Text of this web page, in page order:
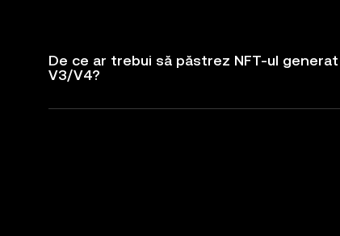
De ce ar trebui să păstrez NFT-ul
V3/V4?